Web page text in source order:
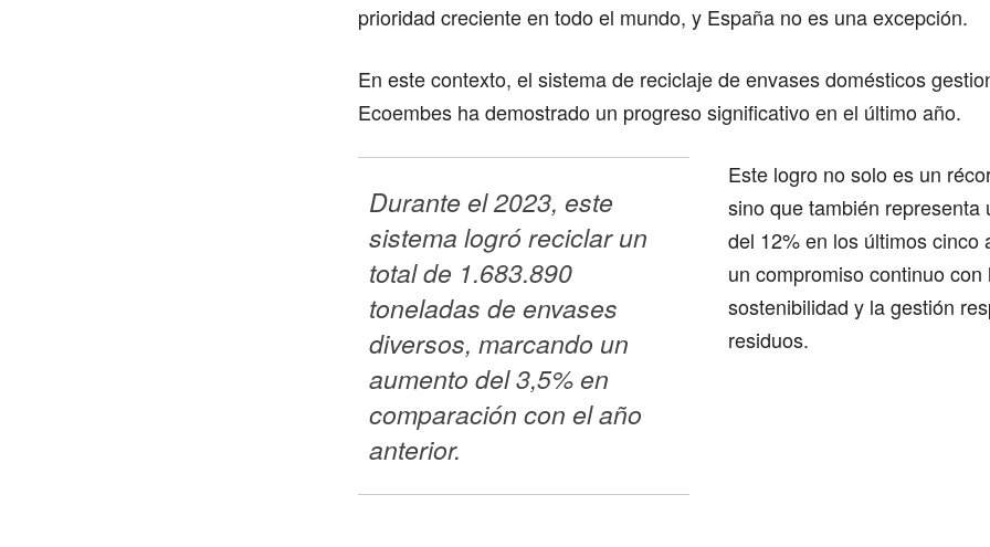
prioridad creciente en todo el mundo, y España no es una excepción.
En este contexto, el sistema de reciclaje de envases domésticos
Ecoembes ha demostrado un progreso significativo en el último año.
Durante el 2023, este
sistema logró reciclar un
total de 1.683.890
toneladas de envases
diversos, marcando un
aumento del 3,5% en
comparación con el año
anterior.
Este logro no solo es un
sino que también representa
del 12% en los últimos cinco
un compromiso continuo con
sostenibilidad y la gestión
residuos.